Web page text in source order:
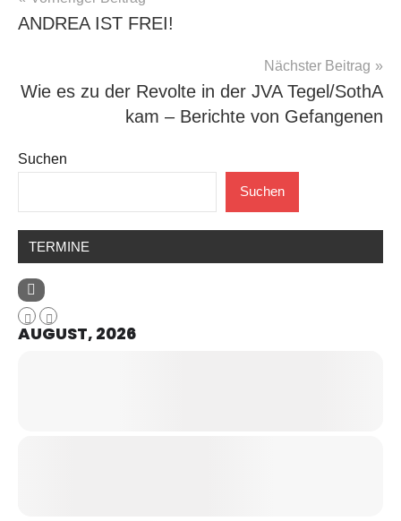
ANDREA IST FREI!
Nächster Beitrag
Wie es zu der Revolte in der JVA Tegel/SothA
kam – Berichte von Gefangenen
Suchen
Suchen
TERMINE
AUGUST, 2026